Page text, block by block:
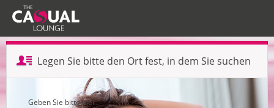
Profil erstellen — Schritt 1 von 3
Legen Sie bitte den Ort fest, in dem Sie suchen
Weiter
Geben Sie bitte hier